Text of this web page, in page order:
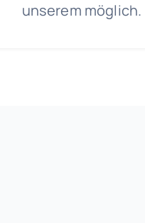
unserem möglich.